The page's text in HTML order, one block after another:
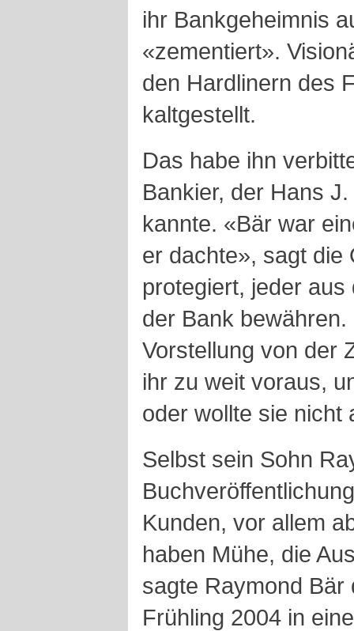
ihr Bankgeheimnis
«zementiert».
den Hardlinern des
kaltgestellt.
Das habe ihn
Bankier, der Hans
kannte. «Bär war
er dachte», sagt die
protegiert, jeder
der Bank
Vorstellung von der
ihr zu weit voraus,
oder wollte sie nicht
Selbst sein Sohn
Kunden, vor allem
haben Mühe, die
sagte Raymond Bär
Frühling 2004 in